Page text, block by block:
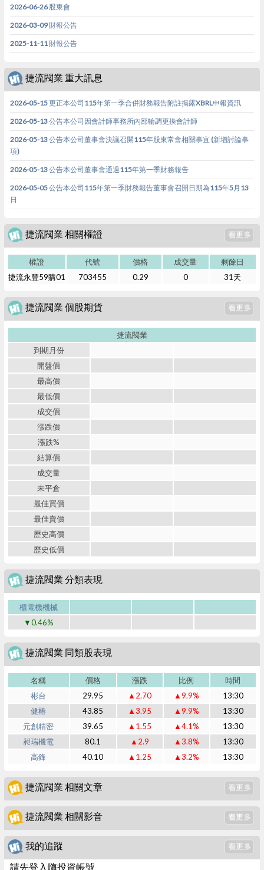
2026-06-26 股東會
2026-03-09 財報公告
2025-11-11 財報公告
捷流閥業 重大訊息
2026-05-15 更正本公司115年第一季合併財務報告附註揭露XBRL申報資訊
2026-05-13 公告本公司因會計師事務所內部輪調更換會計師
2026-05-13 公告本公司董事會決議召開115年股東常會相關事宜 (新增討論事
項)
2026-05-13 公告本公司董事會通過115年第一季財務報告
2026-05-05 公告本公司115年第一季財務報告董事會召開日期為115年5月13
日
捷流閥業 相關權證
權證 代號 價格 成交量
剩餘日
捷流永豐59購01
703455 0.29 0 31天
捷流閥業 個股期貨
捷流閥業
到期月份
開盤價
最高價
最低價
成交價
漲跌價
漲跌%
結算價
成交量
未平倉
最佳買價
最佳賣價
歷史高價
歷史低價
捷流閥業 分類表現
櫃電機機械
▼0.46%
捷流閥業 同類股表現
名稱 價格 漲跌 比例
時間
彬台
29.95 ▲2.70 ▲9.9%
13:30
健椿
43.85 ▲3.95 ▲9.9%
13:30
元創精密
39.65 ▲1.55 ▲4.1%
13:30
昶瑞機電
80.1 ▲2.9 ▲3.8%
13:30
高鋒
40.10 ▲1.25 ▲3.2% 13:30
捷流閥業 相關文章
捷流閥業 相關影音
我的追蹤
請先登入嗨投資帳號